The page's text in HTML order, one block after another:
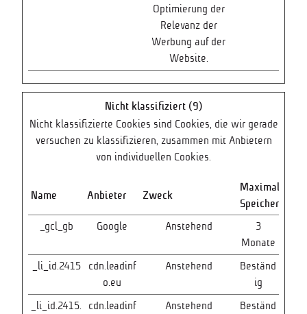
Optimierung der
Relevanz der
Werbung auf der
Website.
Nicht klassifiziert (9)
Nicht klassifizierte Cookies sind Cookies, die wir gerade
versuchen zu klassifizieren, zusammen mit Anbietern
von individuellen Cookies.
Name Anbieter Zweck
Maximale
Speicherdauer
_gcl_gb Google Anstehend
3
Monate
_li_id.2415 cdn.leadinf
o.eu
Anstehend
Beständ
ig
_li_id.2415. cdn.leadinf
Anstehend
Beständ